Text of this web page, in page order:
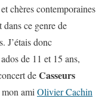
chères contemporaines
dans ce genre de
J’étais donc
de 11 et 15 ans,
deCasseurs
ami Olivier Cachin